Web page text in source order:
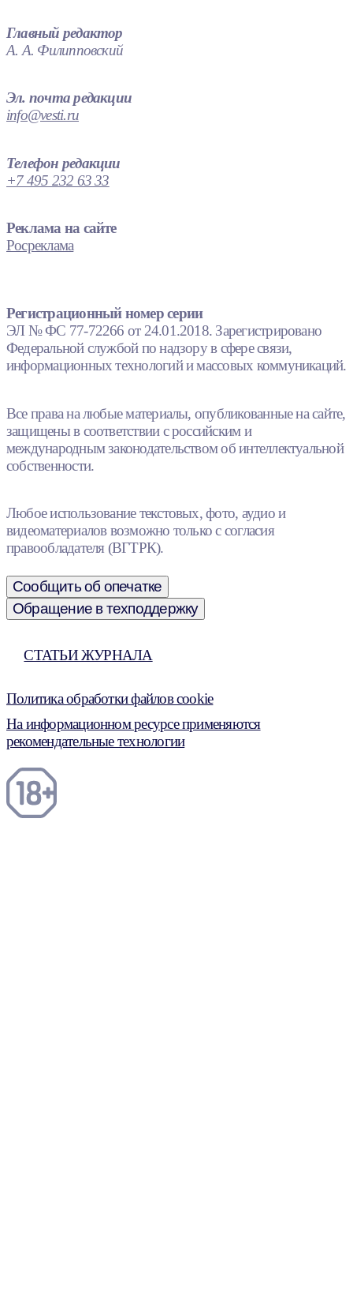
Главный редактор
А. А. Филипповский
Эл. почта редакции
info@vesti.ru
Телефон редакции
+7 495 232 63 33
Реклама на сайте
Росреклама
Регистрационный номер серии
ЭЛ № ФС 77-72266 от 24.01.2018. Зарегистрировано
Федеральной службой по надзору в сфере связи,
информационных технологий и массовых коммуникаций.
Все права на любые материалы, опубликованные на сайте,
защищены в соответствии с российским и
международным законодательством об интеллектуальной
собственности.
Любое использование текстовых, фото, аудио и
видеоматериалов возможно только с согласия
правообладателя (ВГТРК).
Сообщить об опечатке
Обращение в техподдержку
СТАТЬИ ЖУРНАЛА
Политика обработки файлов cookie
На информационном ресурсе применяются
рекомендательные технологии